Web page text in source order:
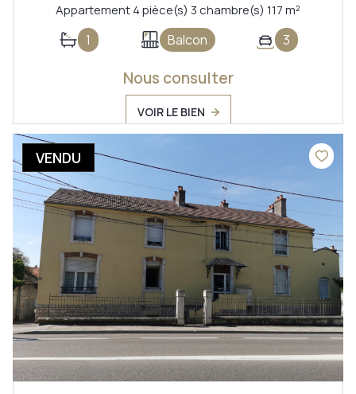
Appartement 4 pièce(s) 3 chambre(s) 117 m²
1 Balcon 3
Nous consulter
VOIR LE BIEN
VENDU